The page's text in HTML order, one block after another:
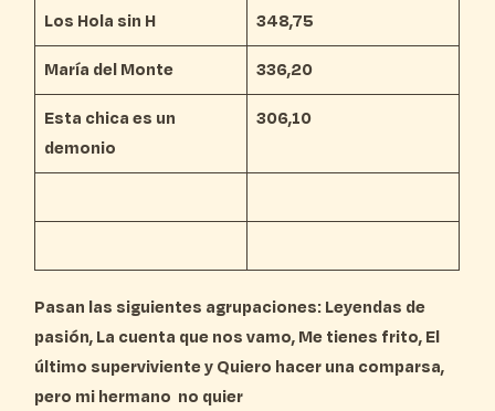
Los Hola sin H 348,75
María del Monte 336,20
Esta chica es un
demonio
306,10
Pasan las siguientes agrupaciones: Leyendas de
pasión, La cuenta que nos vamo, Me tienes frito, El
último superviviente y Quiero hacer una comparsa,
pero mi hermano no quier